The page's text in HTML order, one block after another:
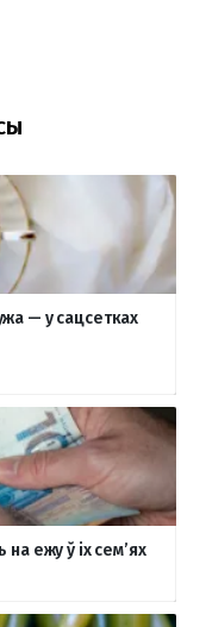
— у сацсетках
ежу ў іх сем’ях